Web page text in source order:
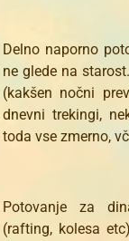
Delno naporno
ne glede na
(kakšen nočni
dnevni trekingi,
toda vse zmerno,
Potovanje za
(rafting, kolesa